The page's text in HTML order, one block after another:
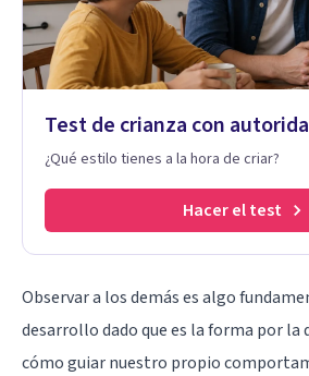
Test de crianza con
¿Qué estilo tienes a la hora de criar?
Hacer el test
Observar a los demás es algo
desarrollo dado que es la forma por la
cómo guiar nuestro propio